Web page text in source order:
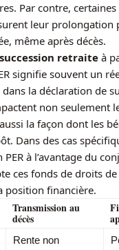
Par contre,
leur prolongation
même après décès.
retraiteà
signifie souvent un
la déclaration de
non seulement
la façon dont les
Dans des cas
à l’avantage du
ces fonds de droits de
position financière.
Transmission au
décès
Rente non